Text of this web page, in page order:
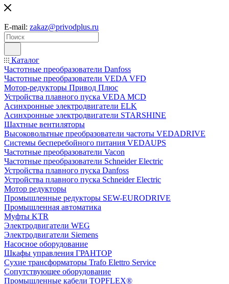
E-mail: zakaz@privodplus.ru
Каталог
Частотные преобразователи Danfoss
Частотные преобразователи VEDA VFD
Мотор-редукторы Привод Плюс
Устройства плавного пуска VEDA MCD
Асинхронные электродвигатели ELK
Асинхронные электродвигатели STARSHINE
Шахтные вентиляторы
Высоковольтные преобразователи частоты VEDADRIVE
Системы бесперебойного питания VEDAUPS
Частотные преобразователи Vacon
Частотные преобразователи Schneider Electric
Устройства плавного пуска Danfoss
Устройства плавного пуска Schneider Electric
Мотор редукторы
Промышленные редукторы SEW-EURODRIVE
Промышленная автоматика
Муфты KTR
Электродвигатели WEG
Электродвигатели Siemens
Насосное оборудование
Шкафы управления ГРАНТОР
Сухие трансформаторы Trafo Elettro Service
Сопутствующее оборудование
Промышленные кабели TOPFLEX®